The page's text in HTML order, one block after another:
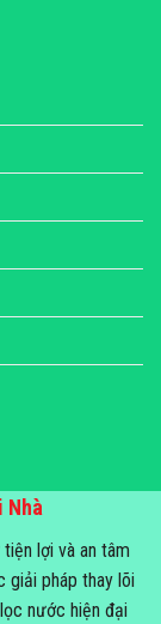
Nhà
lợi và an tâm
giải pháp thay lõi
nước hiện đại